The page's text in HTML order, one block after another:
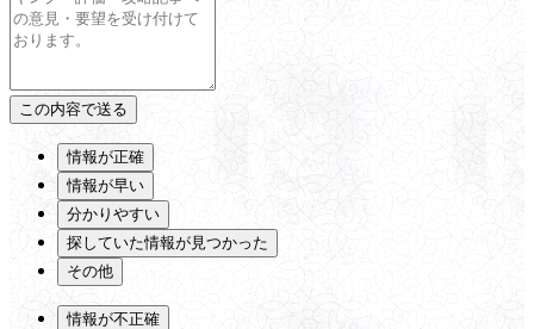
情報が正確
情報が早い
分かりやすい
探していた情報が見つかった
その他
情報が不正確